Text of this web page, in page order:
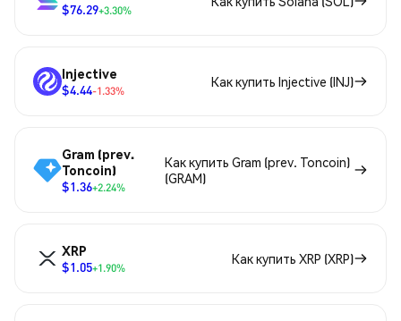
$76.29+3.30%
Injective
$4.44-1.33%
Как купить Injective (INJ)
Gram (prev.
Toncoin)
$1.36+2.24%
Как купить Gram (prev. Toncoin)
(GRAM)
XRP
$1.05+1.90%
Как купить XRP (XRP)